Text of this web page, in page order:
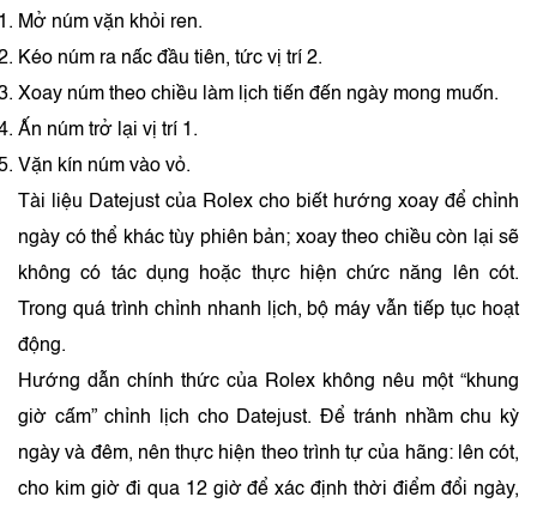
Mở núm vặn khỏi ren.
Kéo núm ra nấc đầu tiên, tức vị trí 2.
Xoay núm theo chiều làm lịch tiến đến ngày mong muốn.
Ấn núm trở lại vị trí 1.
Vặn kín núm vào vỏ.
Tài liệu Datejust của Rolex cho biết hướng xoay để chỉnh
ngày có thể khác tùy phiên bản; xoay theo chiều còn lại sẽ
không có tác dụng hoặc thực hiện chức năng lên cót.
Trong quá trình chỉnh nhanh lịch, bộ máy vẫn tiếp tục hoạt
động.
Hướng dẫn chính thức của Rolex không nêu một “khung
giờ cấm” chỉnh lịch cho Datejust. Để tránh nhầm chu kỳ
ngày và đêm, nên thực hiện theo trình tự của hãng: lên cót,
cho kim giờ đi qua 12 giờ để xác định thời điểm đổi ngày,